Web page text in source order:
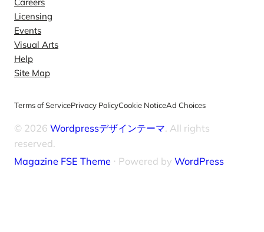
Licensing
Events
Visual Arts
Help
Site Map
Terms of ServicePrivacy PolicyCookie NoticeAd Choices
© 2026 Wordpressデザインテーマ. All rights
reserved.
Magazine FSE Theme ⋅ Powered by WordPress